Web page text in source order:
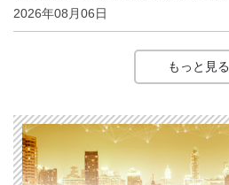
2026年08月06日
もっと見る